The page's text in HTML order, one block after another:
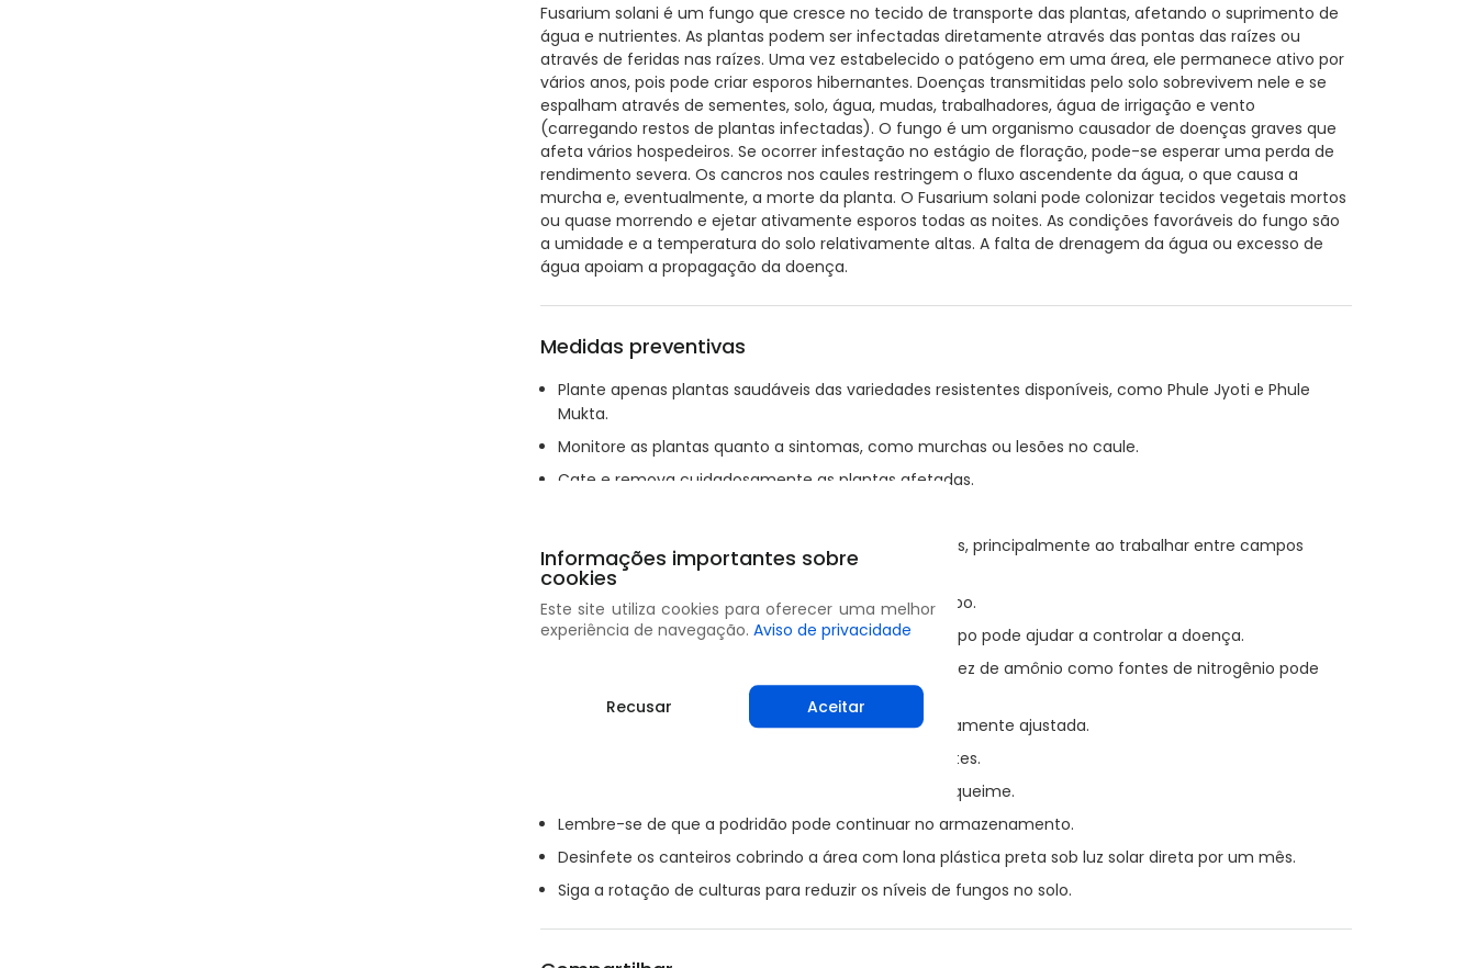
Fusarium solani é um fungo que cresce no tecido de transporte das plantas, afetando o suprimento de
água e nutrientes. As plantas podem ser infectadas diretamente através das pontas das raízes ou
através de feridas nas raízes. Uma vez estabelecido o patógeno em uma área, ele permanece ativo por
vários anos, pois pode criar esporos hibernantes. Doenças transmitidas pelo solo sobrevivem nele e se
espalham através de sementes, solo, água, mudas, trabalhadores, água de irrigação e vento
(carregando restos de plantas infectadas). O fungo é um organismo causador de doenças graves que
afeta vários hospedeiros. Se ocorrer infestação no estágio de floração, pode-se esperar uma perda de
rendimento severa. Os cancros nos caules restringem o fluxo ascendente da água, o que causa a
murcha e, eventualmente, a morte da planta. O Fusarium solani pode colonizar tecidos vegetais mortos
ou quase morrendo e ejetar ativamente esporos todas as noites. As condições favoráveis do fungo são
a umidade e a temperatura do solo relativamente altas. A falta de drenagem da água ou excesso de
água apoiam a propagação da doença.
Medidas preventivas
Plante apenas plantas saudáveis das variedades resistentes disponíveis, como Phule Jyoti e Phule
Mukta.
Monitore as plantas quanto a sintomas, como murchas ou lesões no caule.
Cate e remova cuidadosamente as plantas afetadas.
Mantenha seus equipamentos e ferramentas limpos, principalmente ao trabalhar entre campos
diferentes.
Evite danos nas plantas durante o trabalho de campo.
Uma boa higiene na plantação e poda por corte limpo pode ajudar a controlar a doença.
Ajustar o pH do solo para 6,5-7,0 e usar nitrato em vez de amônio como fontes de nitrogênio pode
reduzir a gravidade da doença.
Em estufas, use a irrigação por gotejamento precisamente ajustada.
Evite o uso excessivo de concentração de fertilizantes.
Após a colheita, remova os restos das plantas e os queime.
Lembre-se de que a podridão pode continuar no armazenamento.
Desinfete os canteiros cobrindo a área com lona plástica preta sob luz solar direta por um mês.
Siga a rotação de culturas para reduzir os níveis de fungos no solo.
Informações importantes sobre
cookies
Este site utiliza cookies para oferecer uma melhor
experiência de navegação. Aviso de privacidade
Recusar Aceitar